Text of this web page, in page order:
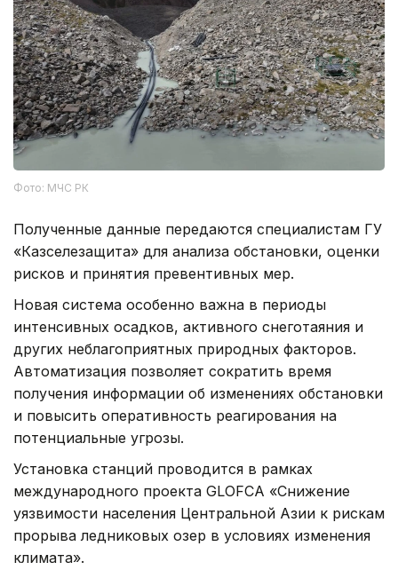
Фото: МЧС РК
Полученные данные передаются специалистам ГУ
«Казселезащита» для анализа обстановки, оценки
рисков и принятия превентивных мер.
Новая система особенно важна в периоды
интенсивных осадков, активного снеготаяния и
других неблагоприятных природных факторов.
Автоматизация позволяет сократить время
получения информации об изменениях обстановки
и повысить оперативность реагирования на
потенциальные угрозы.
Установка станций проводится в рамках
международного проекта GLOFCA «Снижение
уязвимости населения Центральной Азии к рискам
прорыва ледниковых озер в условиях изменения
климата».